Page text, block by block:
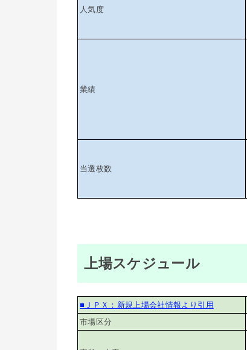
人気度
業績
当選枚数
上場スケジュール
■ＪＰＸ：新規上場会社情報より引用
市場区分